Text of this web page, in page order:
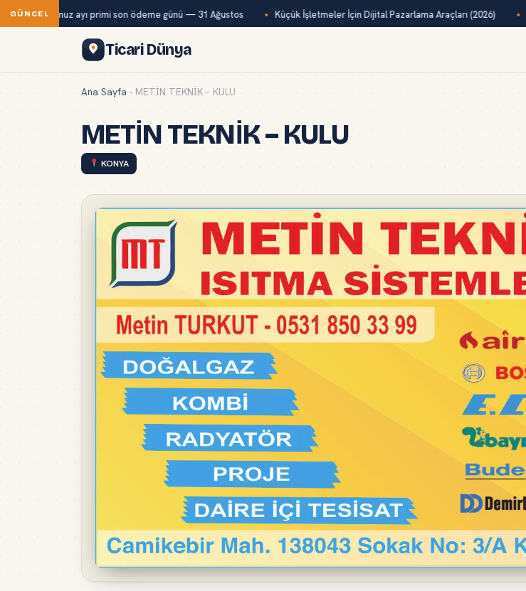
GÜNCEL
Kur temmuz ayı primi son ödeme günü — 31 Ağustos Küçük İşletmeler İçin Dijital Pazarlama Araçları (2026)
Ticari Dünya
Ana Sayfa - METİN TEKNİK – KULU
METİN TEKNİK – KULU
KONYA